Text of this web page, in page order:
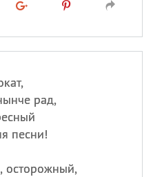
рад,
песни!
осторожный,